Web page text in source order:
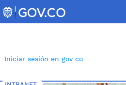
to
content
Iniciar sesión en gov co